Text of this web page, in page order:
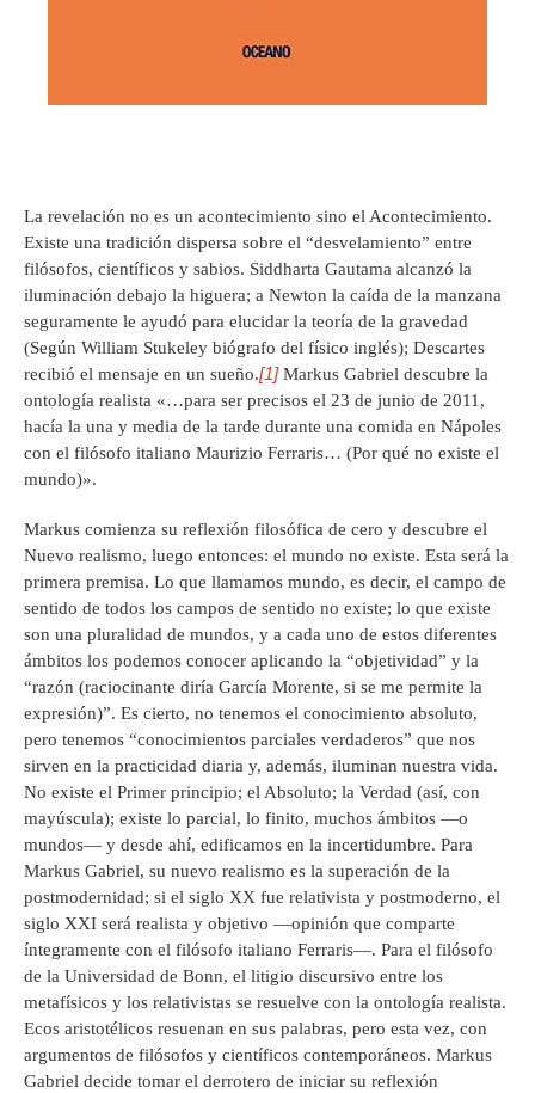
La revelación no es un acontecimiento sino el Acontecimiento.
Existe una tradición dispersa sobre el “desvelamiento” entre
filósofos, científicos y sabios. Siddharta Gautama alcanzó la
iluminación debajo la higuera; a Newton la caída de la manzana
seguramente le ayudó para elucidar la teoría de la gravedad
(Según William Stukeley biógrafo del físico inglés); Descartes
recibió el mensaje en un sueño.[1]Markus Gabriel descubre la
ontología realista «…para ser precisos el 23 de junio de 2011,
hacía la una y media de la tarde durante una comida en Nápoles
con el filósofo italiano Maurizio Ferraris… (Por qué no existe el
mundo)».
Markus comienza su reflexión filosófica de cero y descubre el
Nuevo realismo, luego entonces: el mundo no existe. Esta será la
primera premisa. Lo que llamamos mundo, es decir, el campo de
sentido de todos los campos de sentido no existe; lo que existe
son una pluralidad de mundos, y a cada uno de estos diferentes
ámbitos los podemos conocer aplicando la “objetividad” y la
“razón (raciocinante diría García Morente, si se me permite la
expresión)”. Es cierto, no tenemos el conocimiento absoluto,
pero tenemos “conocimientos parciales verdaderos” que nos
sirven en la practicidad diaria y, además, iluminan nuestra vida.
No existe el Primer principio; el Absoluto; la Verdad (así, con
mayúscula); existe lo parcial, lo finito, muchos ámbitos ―o
mundos― y desde ahí, edificamos en la incertidumbre. Para
Markus Gabriel, su nuevo realismo es la superación de la
postmodernidad; si el siglo XX fue relativista y postmoderno, el
siglo XXI será realista y objetivo ―opinión que comparte
íntegramente con el filósofo italiano Ferraris―. Para el filósofo
de la Universidad de Bonn, el litigio discursivo entre los
metafísicos y los relativistas se resuelve con la ontología realista.
Ecos aristotélicos resuenan en sus palabras, pero esta vez, con
argumentos de filósofos y científicos contemporáneos. Markus
Gabriel decide tomar el derrotero de iniciar su reflexión